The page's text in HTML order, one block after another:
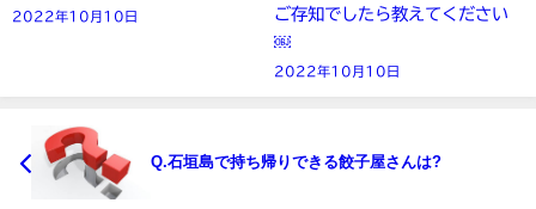
2022年10月10日
ご存知でしたら教えてください
￼
2022年10月10日
Q.石垣島で持ち帰りできる餃子屋さんは?